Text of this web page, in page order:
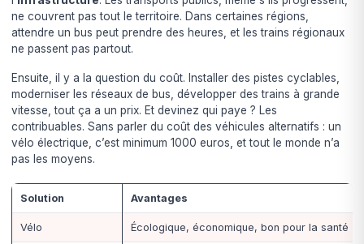
ne couvrent pas tout le territoire. Dans certaines régions,
attendre un bus peut prendre des heures, et les trains régionaux
ne passent pas partout.
Ensuite, il y a la question du coût. Installer des pistes cyclables,
moderniser les réseaux de bus, développer des trains à grande
vitesse, tout ça a un prix. Et devinez qui paye ? Les
contribuables. Sans parler du coût des véhicules alternatifs : un
vélo électrique, c’est minimum 1000 euros, et tout le monde n’a
pas les moyens.
Solution Avantages
Vélo Écologique, économique, bon pour la santé